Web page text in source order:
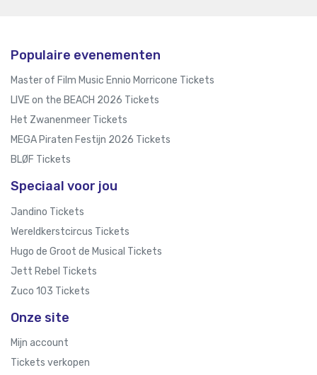
Populaire evenementen
Master of Film Music Ennio Morricone Tickets
LIVE on the BEACH 2026 Tickets
Het Zwanenmeer Tickets
MEGA Piraten Festijn 2026 Tickets
BLØF Tickets
Speciaal voor jou
Jandino Tickets
Wereldkerstcircus Tickets
Hugo de Groot de Musical Tickets
Jett Rebel Tickets
Zuco 103 Tickets
Onze site
Mijn account
Tickets verkopen